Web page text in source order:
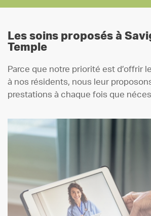
Les soins proposés à
Temple
Parce que notre priorité est d’offrir
à nos résidents, nous leur
prestations à chaque fois que